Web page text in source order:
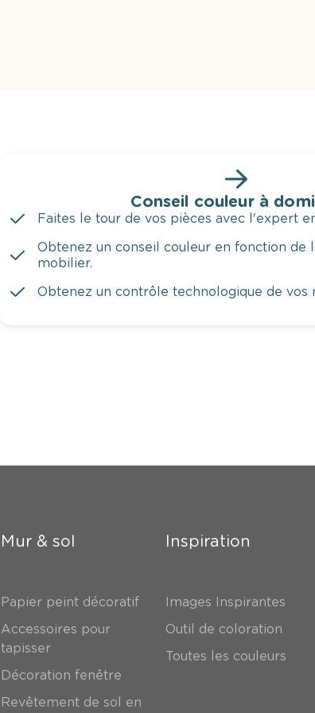
Conseil couleur à
Faites le tour de vos pièces avec l'expert
Obtenez un conseil couleur en fonction de
mobilier.
Obtenez un contrôle technologique de vos
Mur & sol
Papier peint décoratif
Accessoires pour
tapisser
Décoration fenêtre
Revêtement de sol en
Inspiration
Images Inspirantes
Outil de coloration
Toutes les couleurs